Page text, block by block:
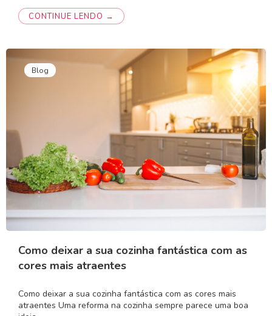
CONTINUE LENDO →
Blog
Como deixar a sua cozinha fantástica com as
cores mais atraentes
Como deixar a sua cozinha fantástica com as cores mais
atraentes Uma reforma na cozinha sempre parece uma boa